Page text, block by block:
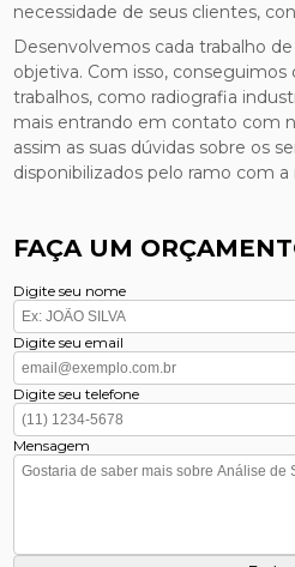
necessidade de seus clientes,
Desenvolvemos cada trabalho
objetiva. Com isso, conseguimos
trabalhos, como radiografia
mais entrando em contato com
assim as suas dúvidas sobre os
disponibilizados pelo ramo com
FAÇA UM
Digite seu nome
Digite seu email
Digite seu telefone
Mensagem